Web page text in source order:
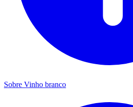
Sobre Vinho branco